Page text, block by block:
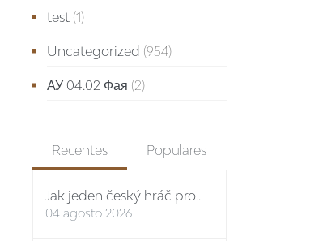
test(1)
Uncategorized (954)
АУ 04.02 Фая (2)
Recentes Populares
Jak jeden český hráč proměnil vstupní bonus na stovky eur: případová studie Spinboss casino
04 agosto 2026